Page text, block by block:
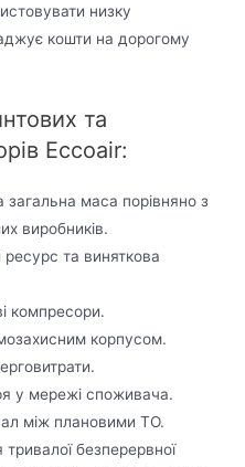
низку
кошти на дорогому
та
Eccoair:
загальна маса порівняно з
виробників.
ресурс та виняткова
компресори.
корпусом.
у мережі споживача.
між плановими ТО.
безперервної